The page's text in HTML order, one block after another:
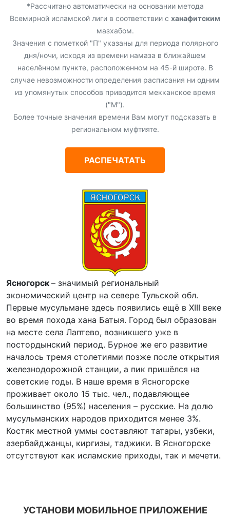
*Рассчитано автоматически на основании метода
Всемирной исламской лиги в соответствии с ханафитским
мазхабом.
Значения с пометкой "П" указаны для периода полярного
дня/ночи, исходя из времени намаза в ближайшем
населённом пункте, расположенном на 45-й широте. В
случае невозможности определения расписания ни одним
из упомянутых способов приводится мекканское время
("М").
Более точные значения времени Вам могут подсказать в
региональном муфтияте.
РАСПЕЧАТАТЬ
Ясногорск – значимый региональный
экономический центр на севере Тульской обл.
Первые мусульмане здесь появились ещё в XIII веке
во время похода хана Батыя. Город был образован
на месте села Лаптево, возникшего уже в
постордынский период. Бурное же его развитие
началось тремя столетиями позже после открытия
железнодорожной станции, а пик пришёлся на
советские годы. В наше время в Ясногорске
проживает около 15 тыс. чел., подавляющее
большинство (95%) населения – русские. На долю
мусульманских народов приходится менее 3%.
Костяк местной уммы составляют татары, узбеки,
азербайджанцы, киргизы, таджики. В Ясногорске
отсутствуют как исламские приходы, так и мечети.
УСТАНОВИ МОБИЛЬНОЕ ПРИЛОЖЕНИЕ